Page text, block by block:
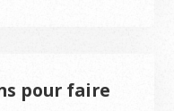
pour faire